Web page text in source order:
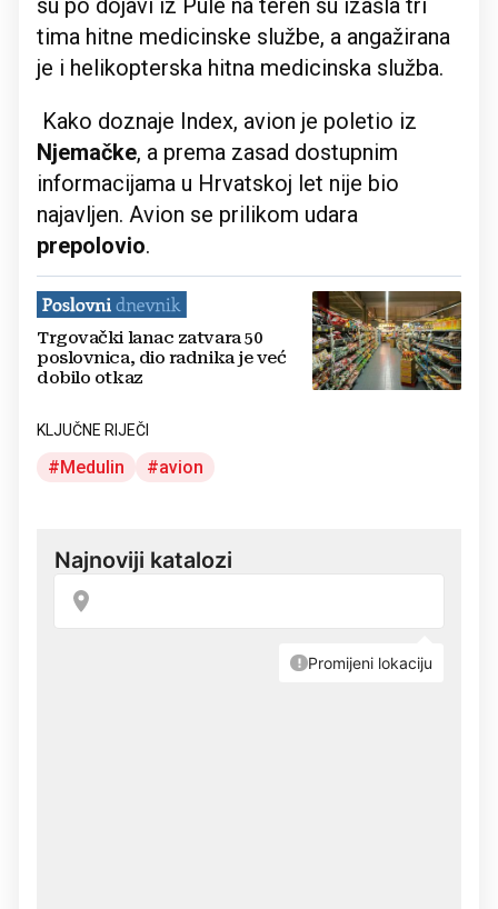
su po dojavi iz Pule na teren su izašla tri
tima hitne medicinske službe, a angažirana
je i helikopterska hitna medicinska služba.
Kako doznaje Index, avion je poletio iz
Njemačke, a prema zasad dostupnim
informacijama u Hrvatskoj let nije bio
najavljen. Avion se prilikom udara
prepolovio.
Trgovački lanac zatvara 50
poslovnica, dio radnika je već
dobilo otkaz
KLJUČNE RIJEČI
Medulin avion